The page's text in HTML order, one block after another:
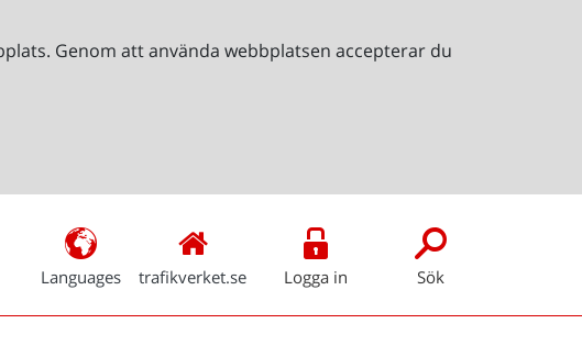
Genom att använda webbplatsen accepterar du
Languages trafikverket.se Logga in Sök